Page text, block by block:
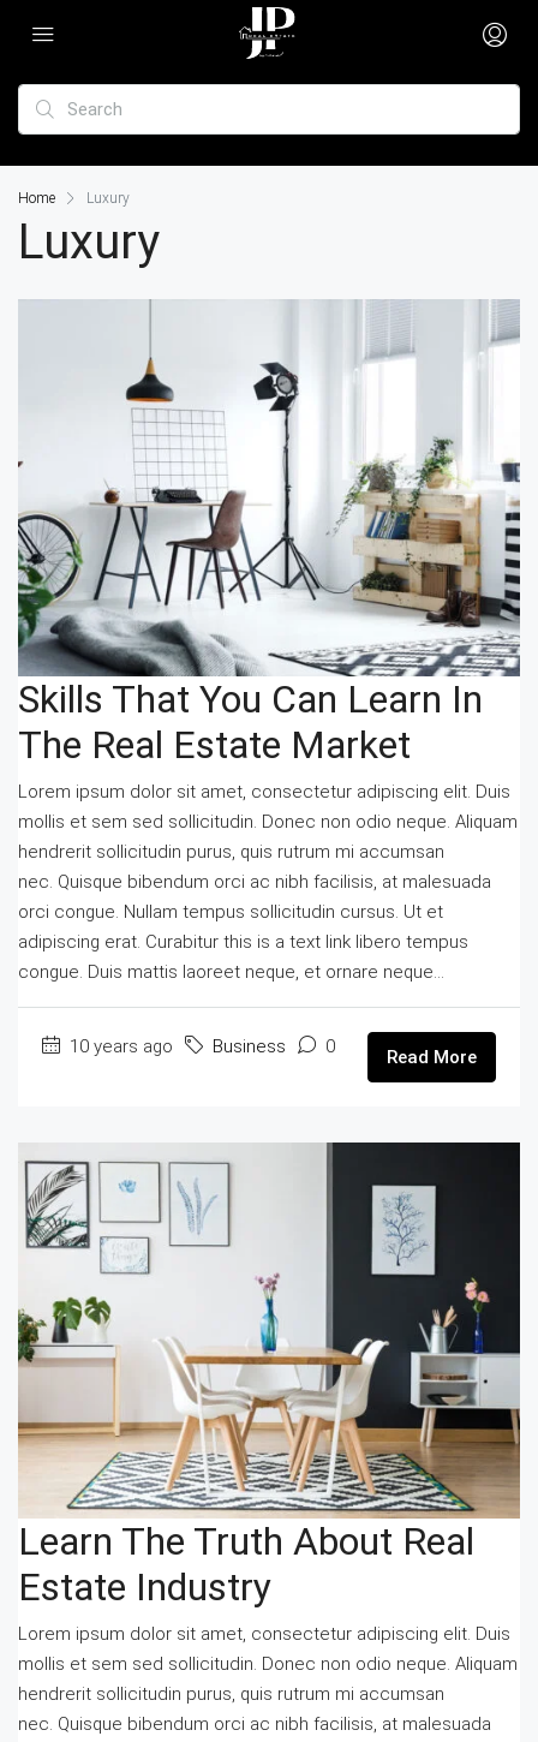
Home Luxury
Luxury
Skills That You Can Learn In
The Real Estate Market
Lorem ipsum dolor sit amet, consectetur adipiscing elit. Duis
mollis et sem sed sollicitudin. Donec non odio neque. Aliquam
hendrerit sollicitudin purus, quis rutrum mi accumsan
nec. Quisque bibendum orci ac nibh facilisis, at malesuada
orci congue. Nullam tempus sollicitudin cursus. Ut et
adipiscing erat. Curabitur this is a text link libero tempus
congue. Duis mattis laoreet neque, et ornare neque...
10 years ago Business 0 Read More
Learn The Truth About Real
Estate Industry
Lorem ipsum dolor sit amet, consectetur adipiscing elit. Duis
mollis et sem sed sollicitudin. Donec non odio neque. Aliquam
hendrerit sollicitudin purus, quis rutrum mi accumsan
nec. Quisque bibendum orci ac nibh facilisis, at malesuada